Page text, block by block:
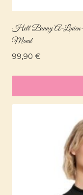
Hell Bunny A-Linien-
Mond
99,90 €